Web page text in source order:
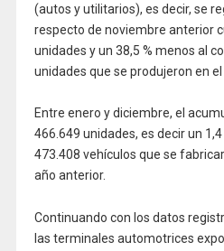
(autos y utilitarios), es decir, se
respecto de noviembre anterior
unidades y un 38,5 % menos al
unidades que se produjeron en
Entre enero y diciembre, el
466.649 unidades, es decir un
473.408 vehículos que se
año anterior.
Continuando con los datos
las terminales automotrices